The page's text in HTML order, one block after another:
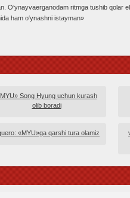
O‘ynayvaerganodam ritmga tushib qolar
ham o‘ynashni istayman»
Song Hyung uchun kurash
olib boradi
«MYU»ga qarshi tura olamiz